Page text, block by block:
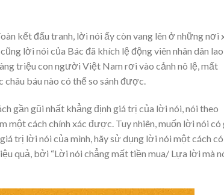
kết đấu tranh, lời nói ấy còn vang lên ở những nơi
lời nói của Bác đã khích lệ động viên nhân dân lao
triệu con người Việt Nam rơi vào cảnh nô lệ, mất
báu nào có thể so sánh được.
gần gũi nhất khẳng định giá trị của lời nói, nói theo
một cách chính xác được. Tuy nhiên, muốn lời nói có
trị lời nói của mình, hãy sử dụng lời nói một cách có
quả, bởi “Lời nói chẳng mất tiền mua/ Lựa lời mà